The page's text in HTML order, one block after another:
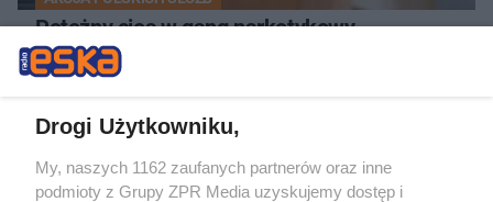
Potężny cios w gang narkotykowy.
Przestępcy wpadli przez ukrytą kokainę
Drogi Użytkowniku,
My, naszych 1162 zaufanych partnerów oraz inne
podmioty z Grupy ZPR Media uzyskujemy dostęp i